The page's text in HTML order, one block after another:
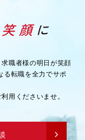
職者様の明日が笑顔
る転職を全力でサポ
用くださいませ。